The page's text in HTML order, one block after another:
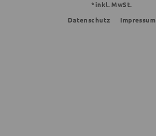
*inkl. MwSt.
Datenschutz
Impressum